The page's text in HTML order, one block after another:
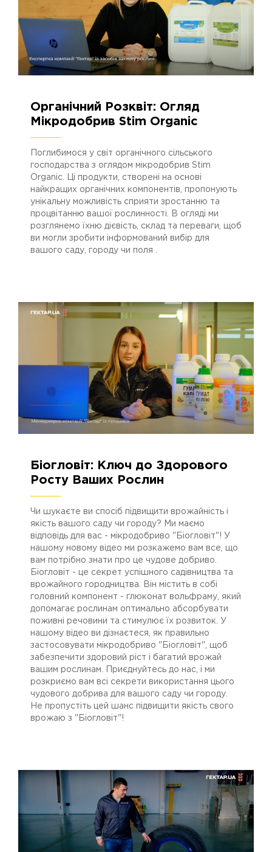
2703 21.02.2024
Органічний Розквіт: Огляд
Мікродобрив Stim Organic
Поглибимося у світ органічного сільського
господарства з оглядом мікродобрив Stim
Organic. Ці продукти, створені на основі
найкращих органічних компонентів, пропонують
унікальну можливість сприяти зростанню та
процвітанню вашої рослинності. В огляді ми
розглянемо їхню дієвість, склад та переваги, щоб
ви могли зробити інформований вибір для
вашого саду, городу чи поля .
2651 16.02.2024
Біогловіт: Ключ до Здорового
Росту Ваших Рослин
Чи шукаєте ви спосіб підвищити врожайність і
якість вашого саду чи городу? Ми маємо
відповідь для вас - мікродобриво "Біогловіт"! У
нашому новому відео ми розкажемо вам все, що
вам потрібно знати про це чудове добриво.
Біогловіт - це секрет успішного садівництва та
врожайного городництва. Він містить в собі
головний компонент - глюконат вольфраму, який
допомагає рослинам оптимально абсорбувати
поживні речовини та стимулює їх розвиток. У
нашому відео ви дізнаєтеся, як правильно
застосовувати мікродобриво "Біогловіт", щоб
забезпечити здоровий ріст і багатий врожай
вашим рослинам. Приєднуйтесь до нас, і ми
розкриємо вам всі секрети використання цього
чудового добрива для вашого саду чи городу.
Не пропустіть цей шанс підвищити якість свого
врожаю з "Біогловіт"!